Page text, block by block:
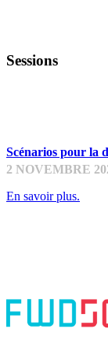
Sessions
Scénarios pour la
2 NOVEMBRE
En savoir plus.